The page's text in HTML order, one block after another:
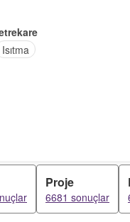
Isıtma
Proje
6681 sonuçlar